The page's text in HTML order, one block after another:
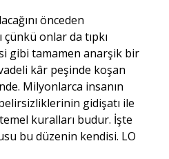
önceden
onlar da tıpkı
gibi tamamen anarşik bir
kâr peşinde koşan
Milyonlarca insanın
gidişatı ile
kuralları budur. İşte
bu düzenin kendisi. LO